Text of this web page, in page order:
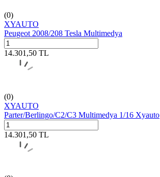
(0)
XYAUTO
Peugeot 2008/208 Tesla Multimedya
14.301,50 TL
(0)
XYAUTO
Parter/Berlingo/C2/C3 Multimedya 1/16 Xyauto
14.301,50 TL